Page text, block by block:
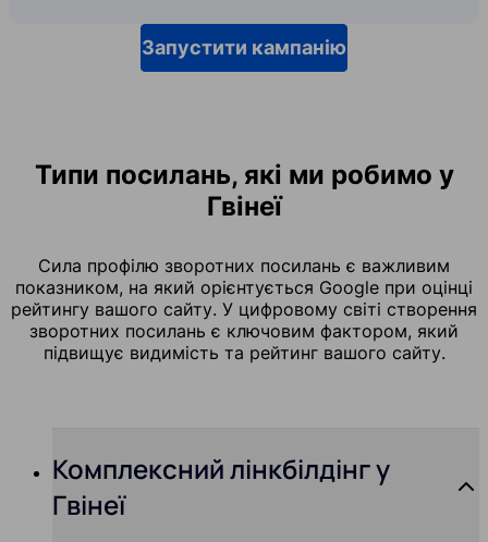
Запустити кампанію
Типи посилань, які ми робимо у
Гвінеї
Сила профілю зворотних посилань є важливим
показником, на який орієнтується Google при оцінці
рейтингу вашого сайту. У цифровому світі створення
зворотних посилань є ключовим фактором, який
підвищує видимість та рейтинг вашого сайту.
Комплексний лінкбілдінг у
Гвінеї